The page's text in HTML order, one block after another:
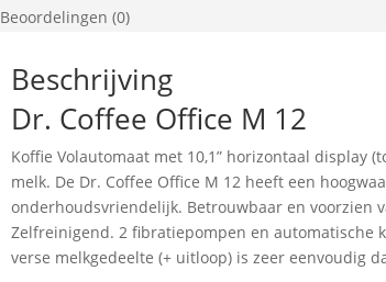
Beoordelingen (0)
Beschrijving
Dr. Coffee Office M 12
Koffie Volautomaat met 10,1” horizontaal display
melk. De Dr. Coffee Office M 12 heeft een
onderhoudsvriendelijk. Betrouwbaar en voorzien
Zelfreinigend. 2 fibratiepompen en automatische
verse melkgedeelte (+ uitloop) is zeer eenvoudig